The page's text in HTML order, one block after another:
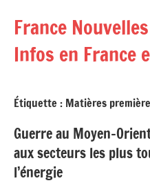
contenu
France
Infos en France
Étiquette : Matières
Guerre au Moyen-
aux secteurs les plus
l’énergie